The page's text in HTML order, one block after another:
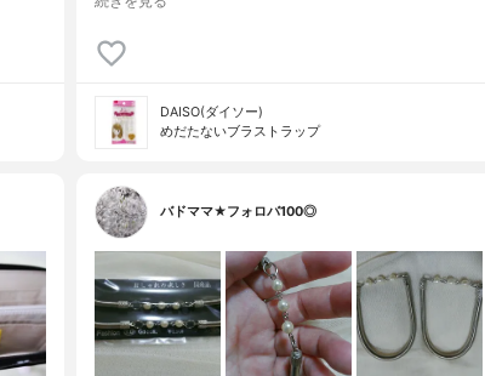
DAISO(ダイソー)
めだたないブラストラップ
バドママ★フォロバ100◎